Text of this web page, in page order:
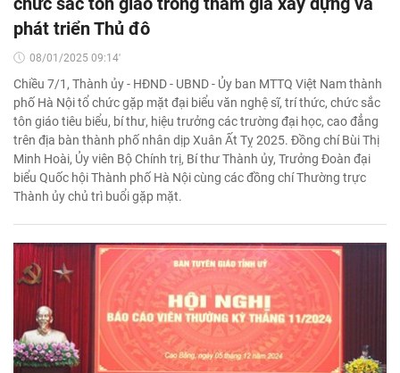
phát triển Thủ đô
08/01/2025 09:14'
Chiều 7/1, Thành ủy - HĐND - UBND - Ủy ban MTTQ Việt Nam thành
phố Hà Nội tổ chức gặp mặt đại biểu văn nghệ sĩ, trí thức, chức sắc
tôn giáo tiêu biểu, bí thư, hiệu trưởng các trường đại học, cao đẳng
trên địa bàn thành phố nhân dịp Xuân Ất Tỵ 2025. Đồng chí Bùi Thị
Minh Hoài, Ủy viên Bộ Chính trị, Bí thư Thành ủy, Trưởng Đoàn đại
biểu Quốc hội Thành phố Hà Nội cùng các đồng chí Thường trực
Thành ủy chủ trì buổi gặp mặt.